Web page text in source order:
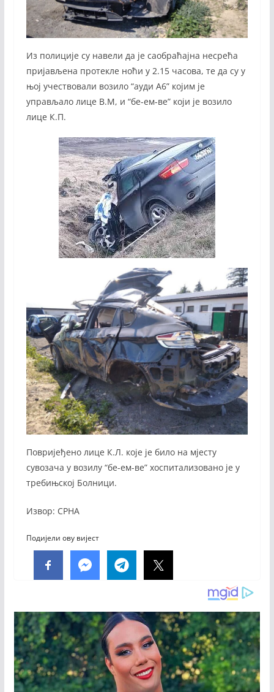
Из полиције су навели да је саобраћајна несрећа
пријављена протекле ноћи у 2.15 часова, те да су у
њој учествовали возило “ауди А6” којим је
управљало лице В.М, и “бе-ем-ве” који је возило
лице К.П.
Повријеђено лице К.Л. које је било на мјесту
сувозача у возилу “бе-ем-ве” хоспитализовано је у
требињској Болници.
Извор: СРНА
Подијели ову вијест